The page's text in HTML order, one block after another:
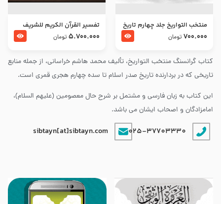
کتاب گرانسنگ منتخب التواريخ، تألیف محمد هاشم خراسانی، از جمله منابع
تاریخی که در بردارنده تاریخ صدر اسلام تا سده چهارم هجری قمری است.
این کتاب به زبان فارسی و مشتمل بر شرح حال معصومین (علیهم السلام)،
امامزادگان و اصحاب ایشان می باشد.
025-37703330
sibtayn[at]sibtayn.com
منتخب التواریخ جلد چهارم تاریخ
امام زین العابدین و امام محمد
700.000 تومان
تفسير القرآن الكريم للشريف
المرتضي قدس سرّه
5.700.000 تومان